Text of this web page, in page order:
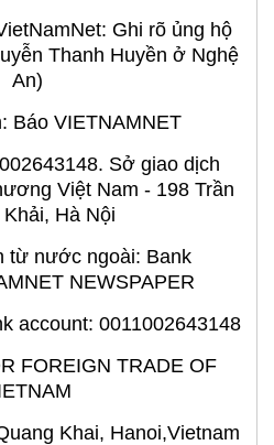
Ghi rõ ủng hộ
Thanh Huyền ở Nghệ
An)
Báo VIETNAMNET
Sở giao dịch
Việt Nam - 198 Trần
Hà Nội
từ nước ngoài: Bank
NEWSPAPER
account: 0011002643148
FOREIGN TRADE OF
Khai, Hanoi,Vietnam